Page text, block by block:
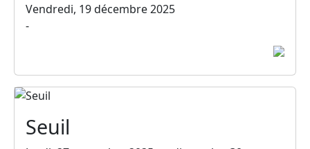
Vendredi, 19 décembre 2025
-
Seuil